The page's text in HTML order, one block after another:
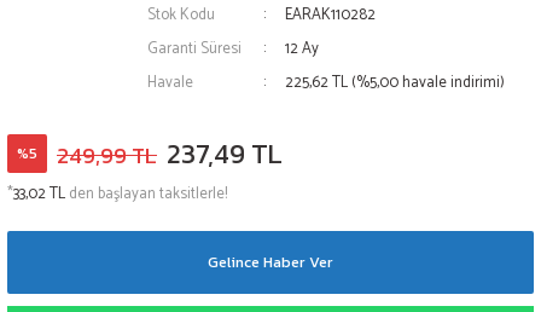
Stok Kodu
EARAK110282
Garanti Süresi
12 Ay
Havale
225,62 TL (%5,00 havale indirimi)
%5 249,99 TL 237,49 TL
*33,02 TLden başlayan taksitlerle!
Gelince Haber Ver